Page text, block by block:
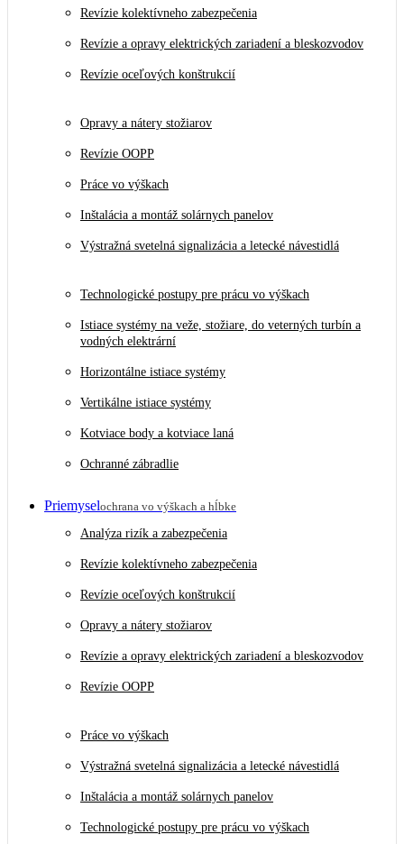
Revízie kolektívneho zabezpečenia
Revízie a opravy elektrických zariadení a bleskozvodov
Revízie oceľových konštrukcií
Opravy a nátery stožiarov
Revízie OOPP
Práce vo výškach
Inštalácia a montáž solárnych panelov
Výstražná svetelná signalizácia a letecké návestidlá
Technologické postupy pre prácu vo výškach
Istiace systémy na veže, stožiare, do veterných turbín a
vodných elektrární
Horizontálne istiace systémy
Vertikálne istiace systémy
Kotviace body a kotviace laná
Ochranné zábradlie
Priemyselochrana vo výškach a hĺbke
Analýza rizík a zabezpečenia
Revízie kolektívneho zabezpečenia
Revízie oceľových konštrukcií
Opravy a nátery stožiarov
Revízie a opravy elektrických zariadení a bleskozvodov
Revízie OOPP
Práce vo výškach
Výstražná svetelná signalizácia a letecké návestidlá
Inštalácia a montáž solárnych panelov
Technologické postupy pre prácu vo výškach